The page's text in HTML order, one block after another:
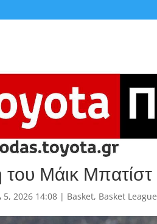
Μάικ Μπατίστ
5, 2026 14:08| Basket, Basket League